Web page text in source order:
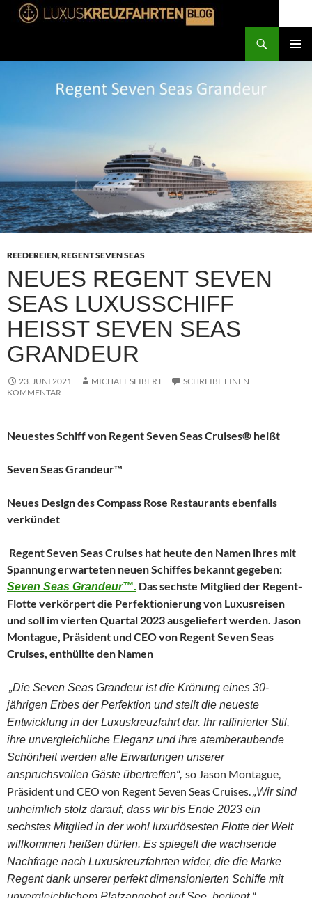
REEDEREIEN,REGENT SEVEN SEAS
NEUES REGENT SEVEN
SEAS LUXUSSCHIFF
HEISST SEVEN SEAS G
RANDEUR
23. JUNI 2021 MICHAEL SEIBERT
SCHREIBE EINEN
KOMMENTAR
Neuestes Schiff von Regent Seven Seas Cruises® heißt
Seven Seas Grandeur™
Neues Design des Compass Rose Restaurants ebenfalls
verkündet
Regent Seven Seas Cruises hat heute den Namen ihres mit
Spannung erwarteten neuen Schiffes bekannt gegeben:
Seven Seas Grandeur™. Das sechste Mitglied der Regent-
Flotte verkörpert die Perfektionierung von Luxusreisen
und soll im vierten Quartal 2023 ausgeliefert werden. Jason
Montague, Präsident und CEO von Regent Seven Seas
Cruises, enthüllte den Namen
„Die Seven Seas Grandeur ist die Krönung eines 30-
jährigen Erbes der Perfektion und stellt die neueste
Entwicklung in der Luxuskreuzfahrt dar. Ihr raffinierter Stil,
ihre unvergleichliche Eleganz und ihre atemberaubende
Schönheit werden alle Erwartungen unserer
anspruchsvollen Gäste übertreffen“, so Jason Montague,
Präsident und CEO von Regent Seven Seas Cruises.„Wir sind
unheimlich stolz darauf, dass wir bis Ende 2023 ein
sechstes Mitglied in der wohl luxuriösesten Flotte der Welt
willkommen heißen dürfen. Es spiegelt die wachsende
Nachfrage nach Luxuskreuzfahrten wider, die die Marke
Regent dank unserer perfekt dimensionierten Schiffe mit